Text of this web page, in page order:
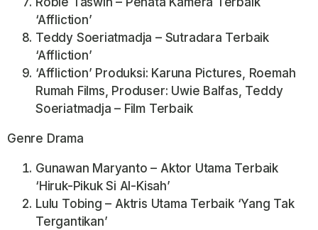
‘Affliction’
Teddy Soeriatmadja – Sutradara Terbaik
‘Affliction’
‘Affliction’ Produksi: Karuna Pictures, Roemah
Rumah Films, Produser: Uwie Balfas, Teddy
Soeriatmadja – Film Terbaik
Genre Drama
Gunawan Maryanto – Aktor Utama Terbaik
‘Hiruk-Pikuk Si Al-Kisah’
Lulu Tobing – Aktris Utama Terbaik ‘Yang Tak
Tergantikan’